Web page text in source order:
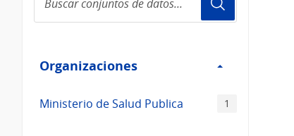
conjuntos
de
Organizaciones
Organizaciones
Ministerio de Salud Publica 1